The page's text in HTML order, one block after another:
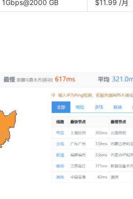
1Gbps@2000 GB $11.99 /月